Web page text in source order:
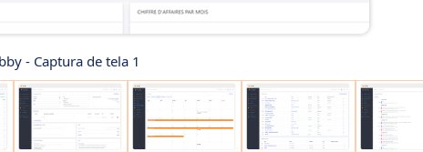
- Captura de tela 1